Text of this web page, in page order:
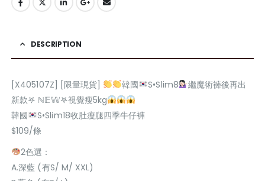
DESCRIPTION
[X405107Z] [限量現貨] 韓國 S•Slim8
繼魔術褲後再出
新款𖤐 ℕ𝔼𝕎𖤐視覺瘦5kg
韓國
S•Slim18收肚瘦腿四季牛仔褲
$109/條
2色選：
A.深藍 (有S/ M/ XXL)